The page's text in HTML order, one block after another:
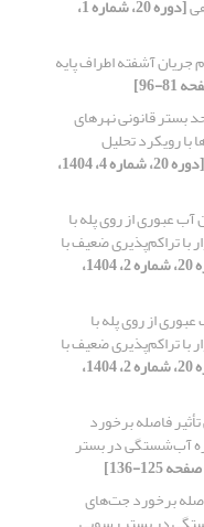
[دوره 20، شماره 1،
آشفته اطراف پایه
بستر قانونی نهرهای
رویکرد تحلیل
[دوره 20، شماره 4، 1404،
عبوری از روی پله با
تراکم‌پذیری ضعیف با
[دوره 20، شماره 2، 1404،
از روی پله با
تراکم‌پذیری ضعیف با
[دوره 20، شماره 2، 1404،
فاصله برخورد
آب‌شستگی در بستر
برخورد جت‌های